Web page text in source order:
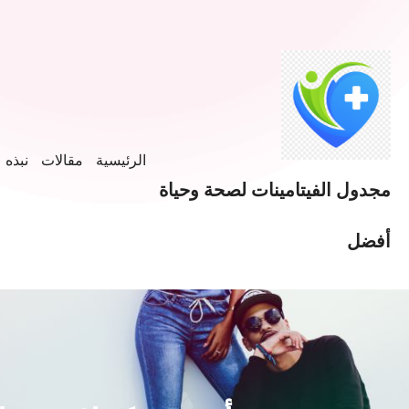
المحتوى
مجدول الفيتامينات لصحة وحياة
أفضل
الرئيسية مقالات نبذه